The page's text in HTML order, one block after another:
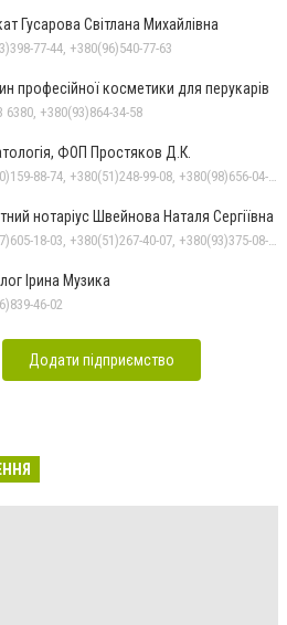
Гусарова Світлана Михайлівна
77-44, +380(96)540-77-63
професійної косметики для перукарів
6380, +380(93)864-34-58
ФОП Простяков Д.К.
нотаріус Швейнова Наталя Сергіївна
Ірина Музика
46-02
Додати підприємство